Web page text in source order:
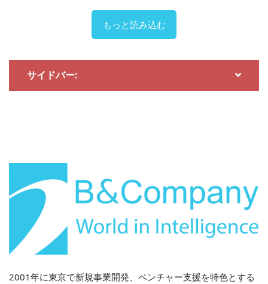
もっと読み込む
サイドバー:
2001年に東京で新規事業開発、ベンチャー支援を特色とする